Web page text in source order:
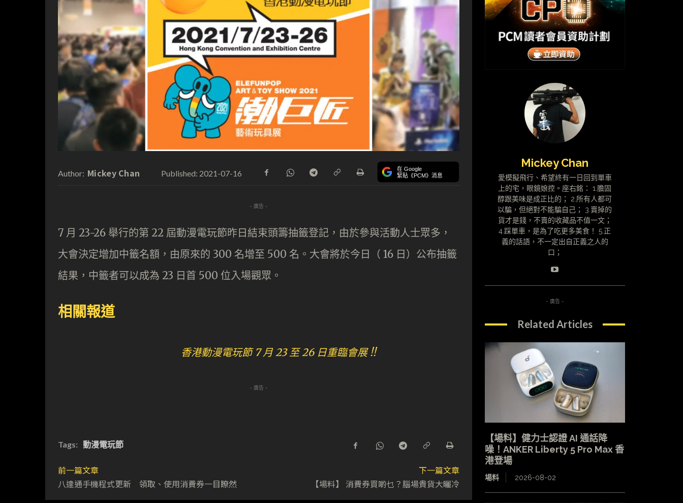
Author: Mickey Chan Published: 2021-07-16 在 Google
緊貼《PCM》消息
- 廣告 -
7 月 23-26 舉行的第 22 屆動漫電玩節昨日結束頭籌抽籤登記，由於參與活動人士眾多，
大會決定增加中籤名額，由原來的 300 名增至 500 名。大會將於今日（ 16 日）公布抽籤
結果，中籤者可以成為 23 日首 500 位入場觀眾。
相關報道
香港動漫電玩節 7 月 23 至 26 日重臨會展 !!
- 廣告 -
Tags: 動漫電玩節
前一篇文章
八達通手機程式更新 領取、使用消費券一目瞭然
下一篇文章
【場料】 消費券買啲乜？腦場貴貨大曬冷
Mickey Chan
愛模擬飛行、希望終有一日回到單車
上的宅，眼鏡娘控。座右銘： 1.膽固
醇跟美味是成正比的； 2.所有人都可
以騙，但絕對不能騙自己； 3.賣掉的
貨才是錢，不賣的收藏品不值一文；
4.踩單車，是為了吃更多美食！ 5.正
義的話語，不一定出自正義之人的
口；
- 廣告 -
Related Articles
【場料】健力士認證 AI 通話降
噪！ANKER Liberty 5 Pro Max 香
港登場
場料 2026-08-02